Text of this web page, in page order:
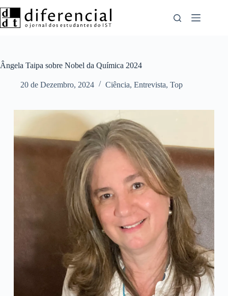
para
o
Ângela Taipa sobre Nobel da Química 2024
20 de Dezembro, 2024 Ciência, Entrevista, Top